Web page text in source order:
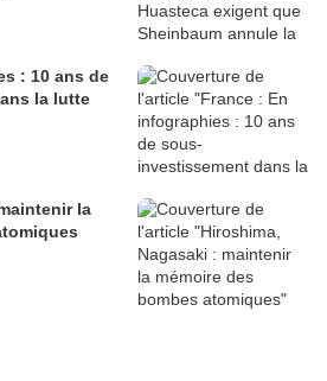
: 10 ans de
la lutte
la